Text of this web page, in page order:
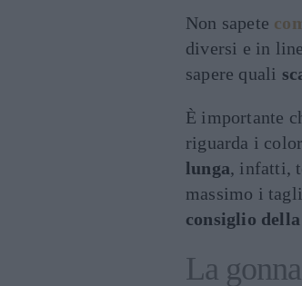
Non sapete
diversi e in
sapere quali
È importante
riguarda i
lunga, infatti,
massimo i
consiglio
La